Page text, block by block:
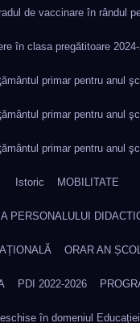
de vaccinare în rândul
în clasa pregătitoare
primar pentru anul
primar pentru anul
primar pentru anul
Istoric MOBILITATE
PERSONALULUI
ORAR AN
PDI 2022-2026
în domeniul